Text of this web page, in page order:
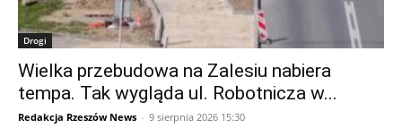
Drogi
Wielka przebudowa na Zalesiu nabiera
tempa. Tak wygląda ul. Robotnicza w...
Redakcja Rzeszów News - 9 sierpnia 2026 15:30